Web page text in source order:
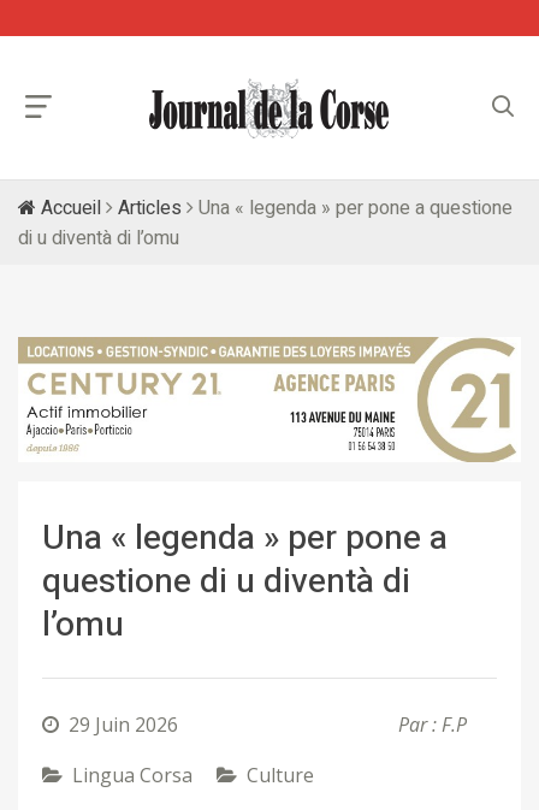
Accueil Articles
Una « legenda » per pone a questione
di u diventà di l’omu
Una « legenda » per pone a
questione di u diventà di
l’omu
29 Juin 2026
Par : F.P
Lingua Corsa
Culture